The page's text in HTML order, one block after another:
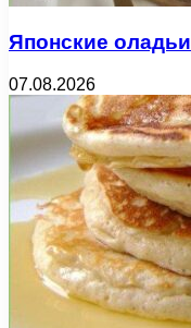
Японские оладьи
07.08.2026